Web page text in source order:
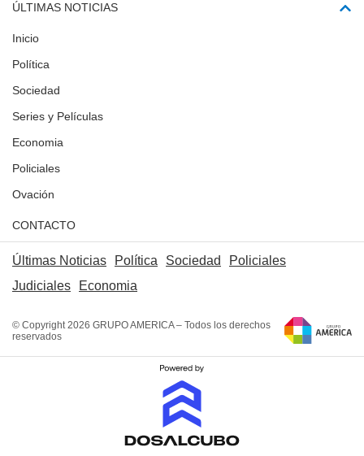
ÚLTIMAS NOTICIAS
Inicio
Política
Sociedad
Series y Películas
Economia
Policiales
Ovación
CONTACTO
Últimas Noticias Política Sociedad
Policiales
Judiciales
Economia
© Copyright 2026 GRUPO AMERICA – Todos los derechos
reservados